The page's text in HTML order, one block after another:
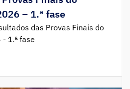
– 1.ª fase
das Provas Finais do
1.ª fase